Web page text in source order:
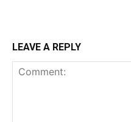
LEAVE A REPLY